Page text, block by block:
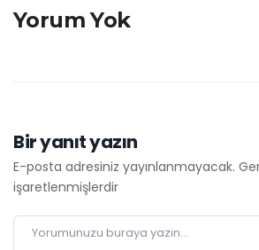
Yorum Yok
Bir yanıt yazın
E-posta adresiniz yayınlanmayacak.
işaretlenmişlerdir